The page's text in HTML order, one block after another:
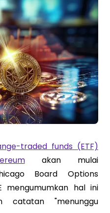
traded funds (ETF)
akan mulai
Board Options
mengumumkan hal ini
catatan "menunggu